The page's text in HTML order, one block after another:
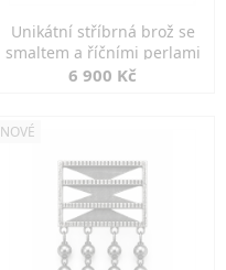
Unikátní stříbrná brož se
smaltem a říčními perlami
6 900 Kč
NOVÉ